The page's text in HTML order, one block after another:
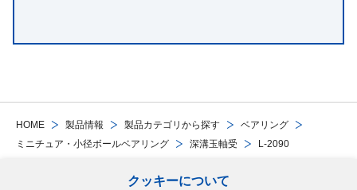
クッキーについて
HOME 製品情報 製品カテゴリから探す
ベアリング
ミニチュア・小径ボールベアリング
深溝玉軸受 L-2090